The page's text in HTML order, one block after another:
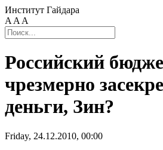
Институт Гайдара
A A A
Российский
чрезмерно
деньги, Зин?
Friday, 24.12.2010, 00:00